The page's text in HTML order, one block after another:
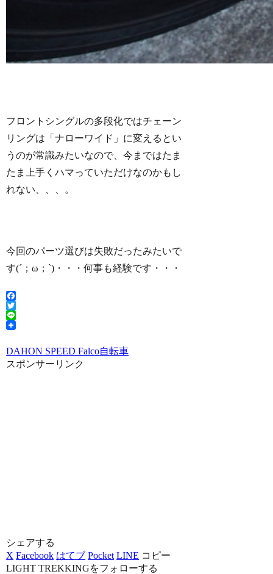
フロントシングルの多段化ではチェーン
リングは「ナローワイド」に変えるとい
うのが常識みたいなので、今まではたま
たま上手くハマっていただけなのかもし
れない、、、。
今回のパーツ選びは失敗だったみたいで
す(´；ω；`)・・・何事も経験です・・・
Facebook
Twitter
Line
DAHON SPEED Falco自転車
スポンサーリンク
シェアする
X Facebook はてブ Pocket LINE コピー
LIGHT TREKKINGをフォローする